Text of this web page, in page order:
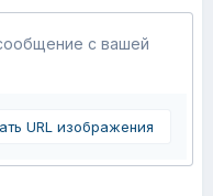
с вашей
URL изображения